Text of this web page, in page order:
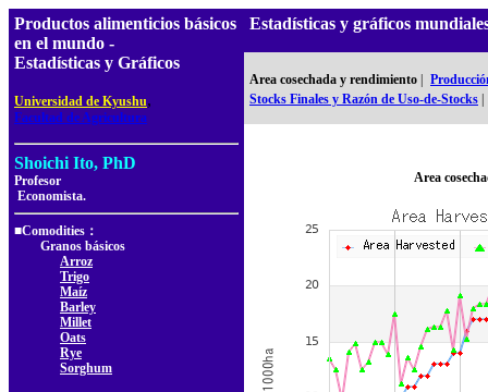
Productos alimenticios básicos
en el mundo -
Estadísticas y Gráficos
Universidad de Kyushu,
Facultad de Agricultura
Shoichi Ito, PhD
Profesor
Economista.
■Comodities：
Granos básicos
Arroz
Trigo
Maíz
Barley
Millet
Oats
Rye
Sorghum
Estadísticas y gráficos
Area cosechada y rendimiento
Stocks Finales y Razón de Uso-de-Stocks
Area